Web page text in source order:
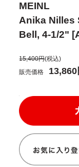
MEINL
Anika Nilles
Bell, 4-1/2"
15,400円(税込)
販売価格
13,860